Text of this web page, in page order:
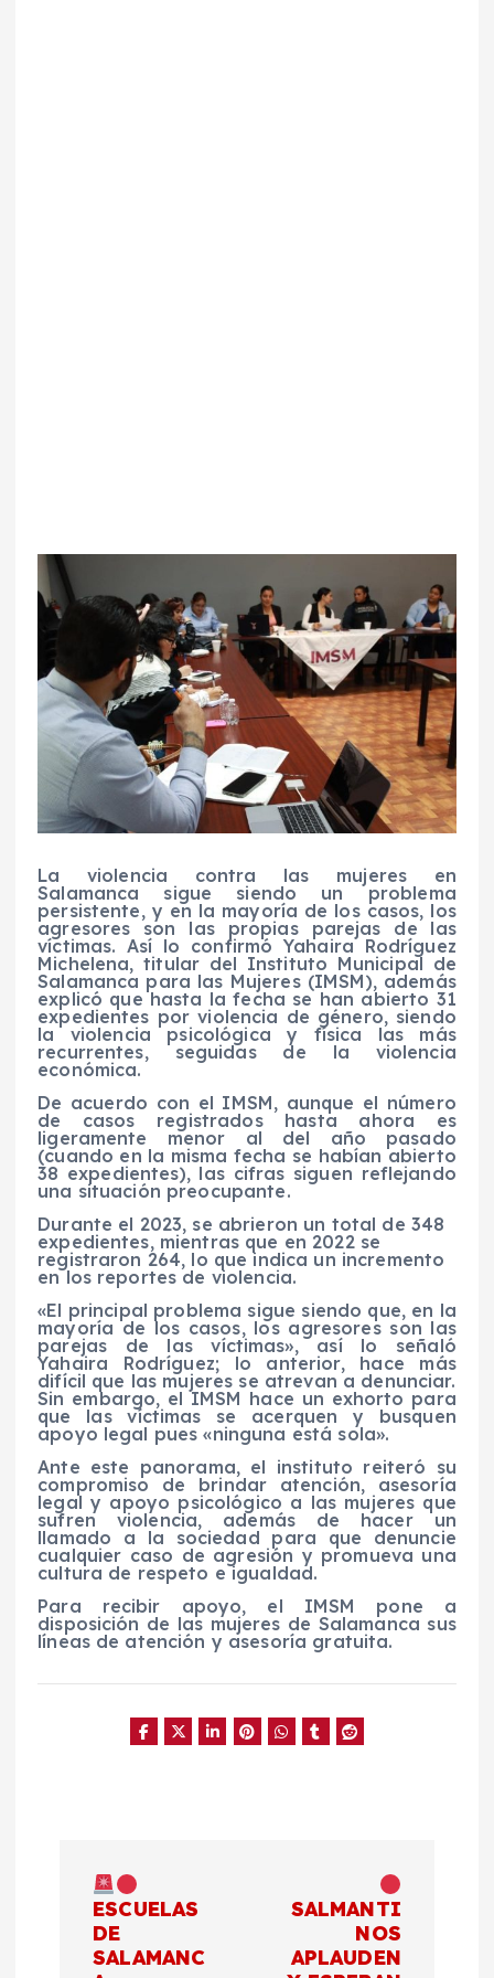
La violencia contra las mujeres en
Salamanca sigue siendo un problema
persistente, y en la mayoría de los casos, los
agresores son las propias parejas de las
víctimas. Así lo confirmó Yahaira Rodríguez
Michelena, titular del Instituto Municipal de
Salamanca para las Mujeres (IMSM), además
explicó que hasta la fecha se han abierto 31
expedientes por violencia de género, siendo
la violencia psicológica y física las más
recurrentes, seguidas de la violencia
económica.
De acuerdo con el IMSM, aunque el número
de casos registrados hasta ahora es
ligeramente menor al del año pasado
(cuando en la misma fecha se habían abierto
38 expedientes), las cifras siguen reflejando
una situación preocupante.
Durante el 2023, se abrieron un total de 348
expedientes, mientras que en 2022 se
registraron 264, lo que indica un incremento
en los reportes de violencia.
«El principal problema sigue siendo que, en la
mayoría de los casos, los agresores son las
parejas de las víctimas», así lo señaló
Yahaira Rodríguez; lo anterior, hace más
difícil que las mujeres se atrevan a denunciar.
Sin embargo, el IMSM hace un exhorto para
que las víctimas se acerquen y busquen
apoyo legal pues «ninguna está sola».
Ante este panorama, el instituto reiteró su
compromiso de brindar atención, asesoría
legal y apoyo psicológico a las mujeres que
sufren violencia, además de hacer un
llamado a la sociedad para que denuncie
cualquier caso de agresión y promueva una
cultura de respeto e igualdad.
Para recibir apoyo, el IMSM pone a
disposición de las mujeres de Salamanca sus
líneas de atención y asesoría gratuita.
ESCUELAS
DE
SALAMANC
SALMANTI
NOS
APLAUDEN